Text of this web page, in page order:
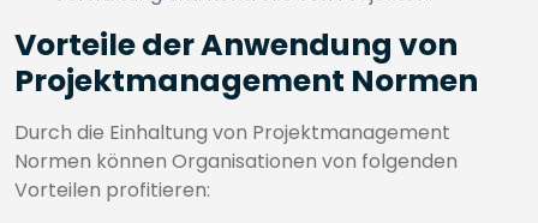
Vorteile der Anwendung von
Projektmanagement Normen
Durch die Einhaltung von Projektmanagement
Normen können Organisationen von folgenden
Vorteilen profitieren: